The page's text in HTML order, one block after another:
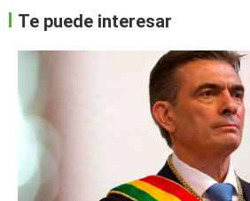
Te puede interesar